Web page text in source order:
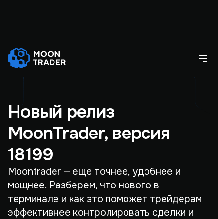
Новый релиз
MoonTrader, версия
18199
Moontrader — еще точнее, удобнее и
мощнее. Разберем, что нового в
терминале и как это поможет трейдерам
эффективнее контролировать сделки и